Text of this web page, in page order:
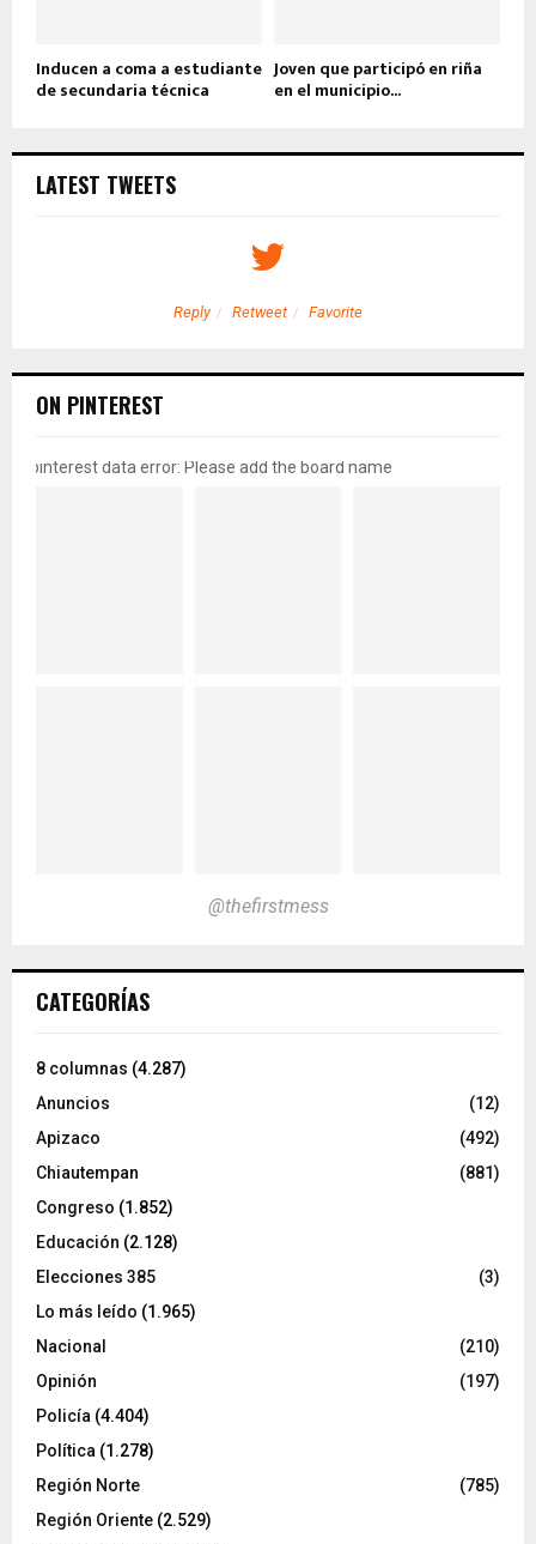
Inducen a coma a estudiante
de secundaria técnica
Joven que participó en riña
en el municipio...
LATEST TWEETS
Reply Retweet Favorite
ON PINTEREST
pinterest data error: Please add the board name
@thefirstmess
CATEGORÍAS
8 columnas (4.287)
Anuncios
(12)
Apizaco
(492)
Chiautempan
(881)
Congreso (1.852)
Educación (2.128)
Elecciones 385
(3)
Lo más leído (1.965)
Nacional
(210)
Opinión
(197)
Policía (4.404)
Política (1.278)
Región Norte
(785)
Región Oriente (2.529)